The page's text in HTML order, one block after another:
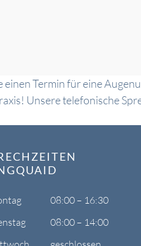
einen Termin für eine
Unsere telefonische
08:00 – 16:30
08:00 – 14:00